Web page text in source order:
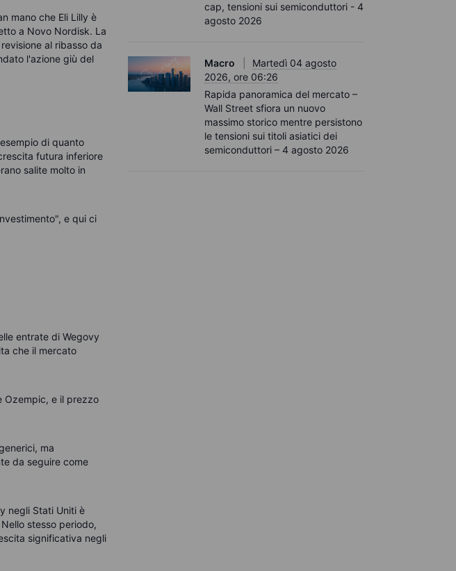
mano che Eli Lilly è
a Novo Nordisk. La
al ribasso da
l'azione giù del
di quanto
futura inferiore
salite molto in
e qui ci
entrate di Wegovy
che il mercato
Ozempic, e il prezzo
ma
da seguire come
negli Stati Uniti è
stesso periodo,
significativa negli
cap, tensioni sui semiconduttori - 4
agosto 2026
Macro
Martedì 04 agosto
2026, ore 06:26
Rapida panoramica del mercato –
Wall Street sfiora un nuovo
massimo storico mentre persistono
le tensioni sui titoli asiatici dei
semiconduttori – 4 agosto 2026